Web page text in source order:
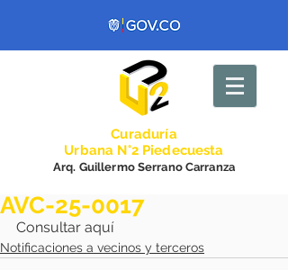
Curaduría
Urbana N°2 Piedecuesta
Arq. Guillermo Serrano Carranza
AVC-25-0017
Consultar aquí
Notificaciones a vecinos y terceros